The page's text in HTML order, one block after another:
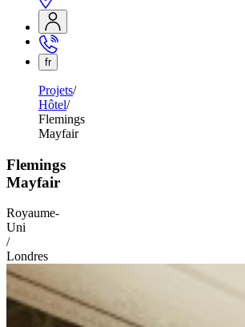
fr
Projets
Hôtel
Flemings
Mayfair
Flemings
Mayfair
Royaume-
Uni
/
Londres